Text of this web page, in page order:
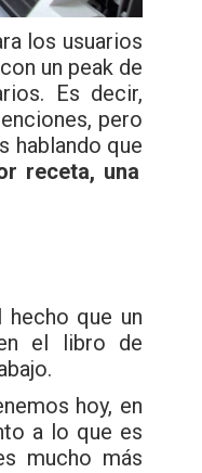
los usuarios
un peak de
Es decir,
pero
hablando que
receta, una
que un
el libro de
hoy, en
a lo que es
mucho más